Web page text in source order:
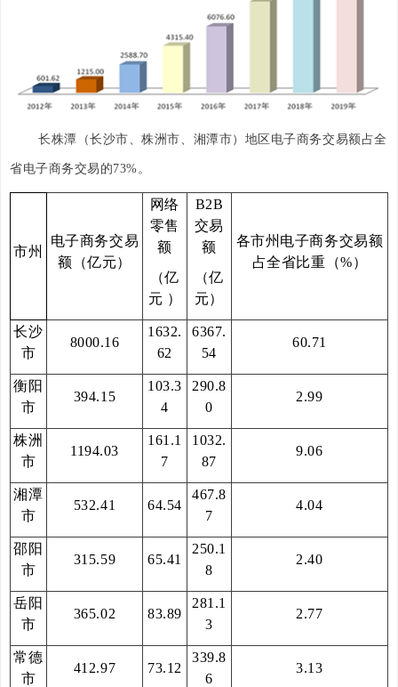
长株潭（长沙市、株洲市、湘潭市）地区电子商务交易额占全
省电子商务交易的73%。
市州
电子商务交易
额（亿元）
网络
零售
额
（亿
元 ）
B2B
交易
额
（亿
元）
各市州电子商务交易额
占全省比重（%）
长沙
市
8000.16
1632.
62
6367.
54
60.71
衡阳
市
394.15
103.3
4
290.8
0
2.99
株洲
市
1194.03
161.1
7
1032.
87
9.06
湘潭
市
532.41 64.54
467.8
7
4.04
邵阳
市
315.59 65.41
250.1
8
2.40
岳阳
市
365.02 83.89
281.1
3
2.77
常德
市
412.97 73.12
339.8
6
3.13